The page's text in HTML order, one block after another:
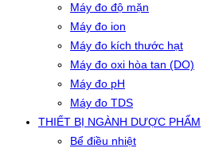
Máy đo độ mặn
Máy đo ion
Máy đo kích thước hạt
Máy đo oxi hòa tan (DO)
Máy đo pH
Máy đo TDS
THIẾT BỊ NGÀNH DƯỢC PHẨM
Bể điều nhiệt